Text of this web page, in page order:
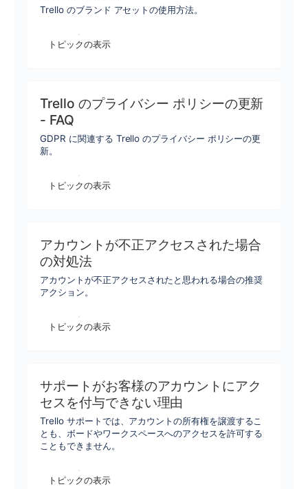
Trello のブランド アセットの使用方法。
トピックの表示
Trello のプライバシー ポリシーの更新
- FAQ
GDPR に関連する Trello のプライバシー ポリシーの更
新。
トピックの表示
アカウントが不正アクセスされた場合
の対処法
アカウントが不正アクセスされたと思われる場合の推奨
アクション。
トピックの表示
サポートがお客様のアカウントにアク
セスを付与できない理由
Trello サポートでは、アカウントの所有権を譲渡するこ
とも、ボードやワークスペースへのアクセスを許可する
こともできません。
トピックの表示